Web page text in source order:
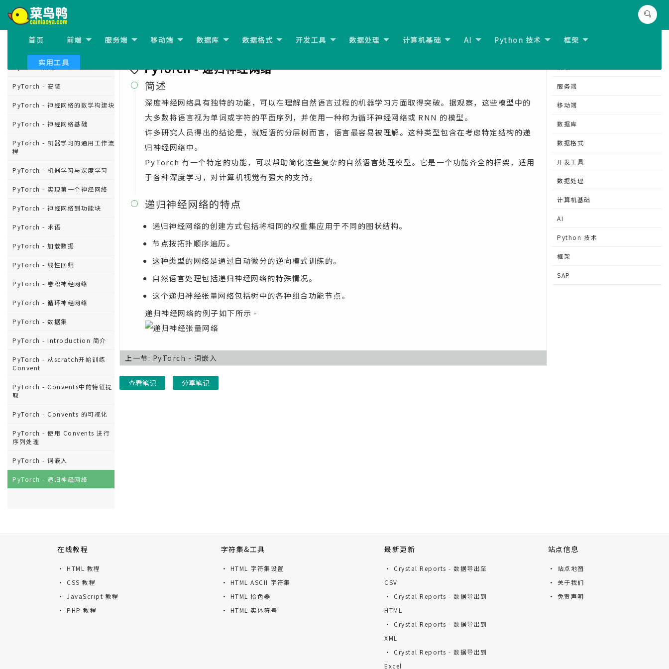
首页 前端 服务端 移动端 数据库 数据格式 开发工具 数据处理 计算机基础 AI Python 技术 框架
实用工具
PyTorch 教程
PyTorch - 安装
PyTorch - 神经网络的数学构建块
PyTorch - 神经网络基础
PyTorch - 机器学习的通用工作流
程
PyTorch - 机器学习与深度学习
PyTorch - 实现第一个神经网络
PyTorch - 神经网络到功能块
PyTorch - 术语
PyTorch - 加载数据
PyTorch - 线性回归
PyTorch - 卷积神经网络
PyTorch - 循环神经网络
PyTorch - 数据集
PyTorch - Introduction 简介
PyTorch - 从scratch开始​​训练
Convent
PyTorch - Convents中的特征提
取
PyTorch - Convents 的可视化
PyTorch - 使用 Convents 进行
序列处理
PyTorch - 词嵌入
PyTorch - 递归神经网络
PyTorch - 递归神经网络
 简述
深度神经网络具有独特的功能，可以在理解自然语言过程的机器学习方面取得突破。据观察，这些模型中的
大多数将语言视为单词或字符的平面序列，并使用一种称为循环神经网络或 RNN 的模型。
许多研究人员得出的结论是，就短语的分层树而言，语言最容易被理解。这种类型包含在考虑特定结构的递
归神经网络中。
PyTorch 有一个特定的功能，可以帮助简化这些复杂的自然语言处理模型。它是一个功能齐全的框架，适用
于各种深度学习，对计算机视觉有强大的支持。
 递归神经网络的特点
递归神经网络的创建方式包括将相同的权重集应用于不同的图状结构。
节点按拓扑顺序遍历。
这种类型的网络是通过自动微分的逆向模式训练的。
自然语言处理包括递归神经网络的特殊情况。
这个递归神经张量网络包括树中的各种组合功能节点。
递归神经网络的例子如下所示 -
上一节: PyTorch - 词嵌入
查看笔记 分享笔记
服务端
移动端
数据库
数据格式
开发工具
数据处理
计算机基础
AI
Python 技术
框架
SAP
在线教程
· HTML 教程
· CSS 教程
· JavaScript 教程
· PHP 教程
字符集&工具
· HTML 字符集设置
· HTML ASCII 字符集
· HTML 拾色器
· HTML 实体符号
最新更新
· Crystal Reports - 数据导出至
CSV
· Crystal Reports - 数据导出到
HTML
· Crystal Reports - 数据导出到
XML
· Crystal Reports - 数据导出到
Excel
站点信息
· 站点地图
· 关于我们
· 免责声明